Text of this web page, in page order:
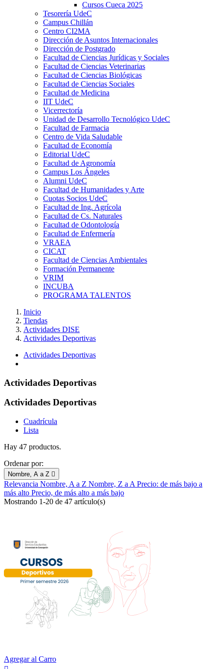
Cursos Cueca 2025
Tesorería UdeC
Campus Chillán
Centro CI2MA
Dirección de Asuntos Internacionales
Dirección de Postgrado
Facultad de Ciencias Jurídicas y Sociales
Facultad de Ciencias Veterinarias
Facultad de Ciencias Biológicas
Facultad de Ciencias Sociales
Facultad de Medicina
IIT UdeC
Vicerrectoría
Unidad de Desarrollo Tecnológico UdeC
Facultad de Farmacia
Centro de Vida Saludable
Facultad de Economía
Editorial UdeC
Facultad de Agronomía
Campus Los Ángeles
Alumni UdeC
Facultad de Humanidades y Arte
Cuotas Socios UdeC
Facultad de Ing. Agrícola
Facultad de Cs. Naturales
Facultad de Odontología
Facultad de Enfermería
VRAEA
CICAT
Facultad de Ciencias Ambientales
Formación Permanente
VRIM
INCUBA
PROGRAMA TALENTOS
Inicio
Tiendas
Actividades DISE
Actividades Deportivas
Actividades Deportivas
Actividades Deportivas
Actividades Deportivas
Cuadrícula
Lista
Hay 47 productos.
Ordenar por:
Nombre, A a Z 
Relevancia Nombre, A a Z Nombre, Z a A Precio: de más bajo a
más alto Precio, de más alto a más bajo
Mostrando 1-20 de 47 artículo(s)
Agregar al Carro